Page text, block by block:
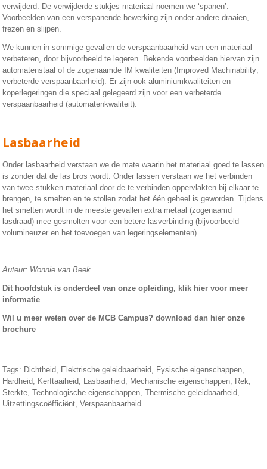
verwijderd. De verwijderde stukjes materiaal noemen we ‘spanen’.
Voorbeelden van een verspanende bewerking zijn onder andere draaien,
frezen en slijpen.
We kunnen in sommige gevallen de verspaanbaarheid van een materiaal
verbeteren, door bijvoorbeeld te legeren. Bekende voorbeelden hiervan zijn
automatenstaal of de zogenaamde IM kwaliteiten (Improved Machinability;
verbeterde verspaanbaarheid). Er zijn ook aluminiumkwaliteiten en
koperlegeringen die speciaal gelegeerd zijn voor een verbeterde
verspaanbaarheid (automatenkwaliteit).
Lasbaarheid
Onder lasbaarheid verstaan we de mate waarin het materiaal goed te lassen
is zonder dat de las bros wordt. Onder lassen verstaan we het verbinden
van twee stukken materiaal door de te verbinden oppervlakten bij elkaar te
brengen, te smelten en te stollen zodat het één geheel is geworden. Tijdens
het smelten wordt in de meeste gevallen extra metaal (zogenaamd
lasdraad) mee gesmolten voor een betere lasverbinding (bijvoorbeeld
volumineuzer en het toevoegen van legeringselementen).
Auteur: Wonnie van Beek
Dit hoofdstuk is onderdeel van onze opleiding, klik hier voor meer
informatie
Wil u meer weten over de MCB Campus? download dan hier onze
brochure
Tags: Dichtheid Elektrische geleidbaarheid Fysische eigenschappen
Hardheid
Kerftaaiheid Lasbaarheid Mechanische eigenschappen Rek
Sterkte Technologische eigenschappen Thermische geleidbaarheid
Uitzettingscoëfficiënt Verspaanbaarheid